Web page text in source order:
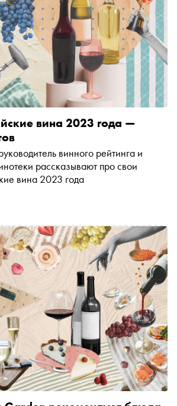
вина 2023 года —
винного рейтинга и
рассказывают про свои
вина 2023 года